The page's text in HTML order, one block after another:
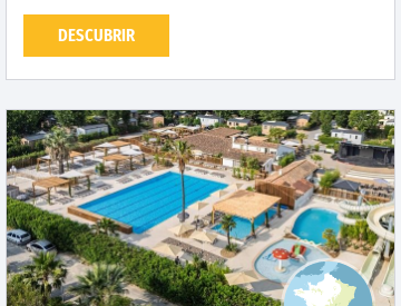
DESCUBRIR